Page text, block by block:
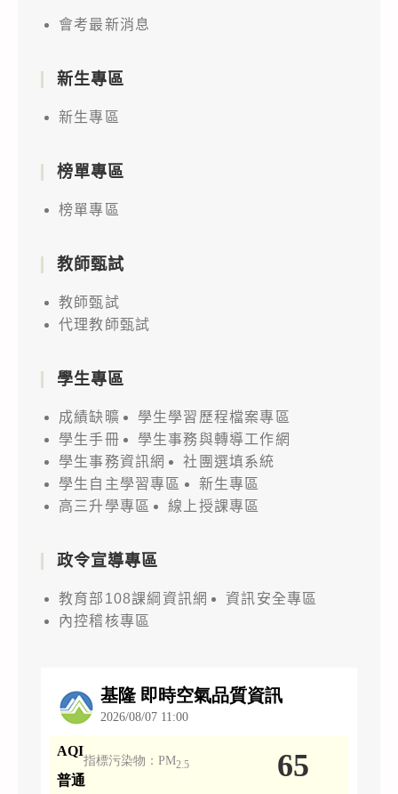
會考最新消息
新生專區
新生專區
榜單專區
榜單專區
教師甄試
教師甄試
代理教師甄試
學生專區
成績缺曠
學生學習歷程檔案專區
學生手冊
學生事務與轉導工作網
學生事務資訊網
社團選填系統
學生自主學習專區
新生專區
高三升學專區
線上授課專區
政令宣導專區
教育部108課綱資訊網
資訊安全專區
內控稽核專區